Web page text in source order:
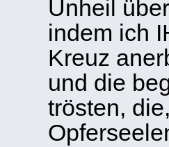
Unheil
indem ich
Kreuz
und die
trösten,